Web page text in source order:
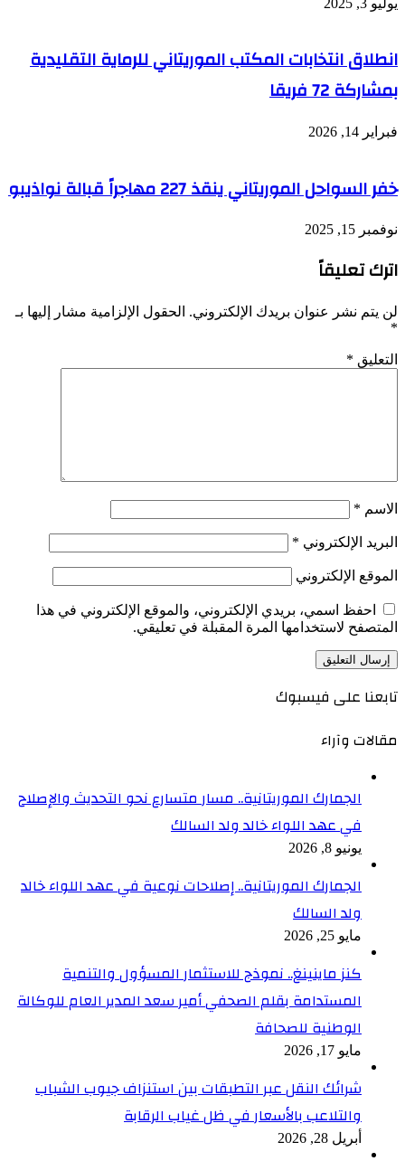
انطلاق انتخابات المكتب الموريتاني للرماية التقليدية
بمشاركة 72 فريقا
فبراير 14, 2026
خفر السواحل الموريتاني ينقذ 227 مهاجراً قبالة نواذيبو
نوفمبر 15, 2025
اترك تعليقاً
لن يتم نشر عنوان بريدك الإلكتروني. الحقول الإلزامية مشار إليها بـ
*
التعليق *
الاسم *
البريد الإلكتروني *
الموقع الإلكتروني
احفظ اسمي، بريدي الإلكتروني، والموقع الإلكتروني في هذا
المتصفح لاستخدامها المرة المقبلة في تعليقي.
تابعنا على فيسبوك
مقالات وآراء
الجمارك الموريتانية.. مسار متسارع نحو التحديث والإصلاح
في عهد اللواء خالد ولد السالك
يونيو 8, 2026
الجمارك الموريتانية.. إصلاحات نوعية في عهد اللواء خالد
ولد السالك
مايو 25, 2026
كنز ماينينغ.. نموذج للاستثمار المسؤول والتنمية
المستدامة بقلم الصحفي أمير سعد المدير العام للوكالة
الوطنية للصحافة
مايو 17, 2026
شرائك النقل عبر التطبقات بين استنزاف جيوب الشباب
والتلاعب بالأسعار في ظل غياب الرقابة
أبريل 28, 2026